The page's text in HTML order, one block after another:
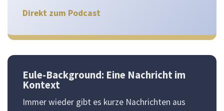
Direkt zum Podcast
Eule-Background: Eine Nachricht im
Kontext
Immer wieder gibt es kurze Nachrichten aus